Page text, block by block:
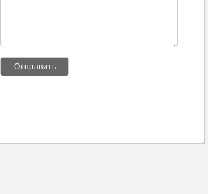
Отправить